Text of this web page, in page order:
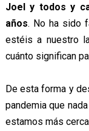
Joel y todos y
años. No ha sido
estéis a nuestro
cuánto significan
De esta forma y
pandemia que
estamos más